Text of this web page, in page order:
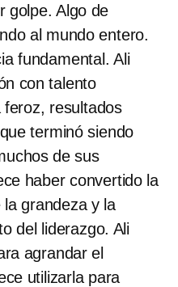
golpe. Algo de
al mundo entero.
fundamental. Ali
con talento
feroz, resultados
terminó siendo
de sus
haber convertido la
grandeza y la
del liderazgo. Ali
agrandar el
utilizarla para